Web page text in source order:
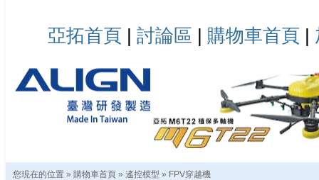
亞拓首頁 | 討論區 | 購物車首頁 |
您現在的位置 » 購物車首頁 » 遙控模型 » FPV穿越機